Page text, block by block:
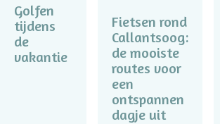
Golfen
tijdens
de
vakantie
Fietsen rond
Callantsoog:
de mooiste
routes voor
een
ontspannen
dagje uit